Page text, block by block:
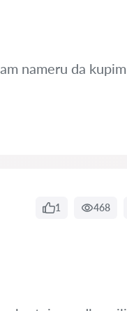
nameru da
1 468